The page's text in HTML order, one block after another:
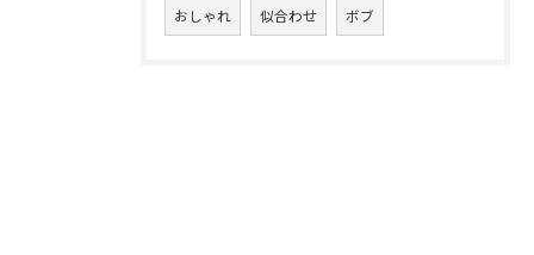
おしゃれ 似合わせ ボブ